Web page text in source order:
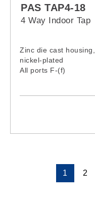
PAS TAP4-18
4 Way Indoor Tap
Zinc die cast housing,
nickel-plated
All ports F-(f)
1 2